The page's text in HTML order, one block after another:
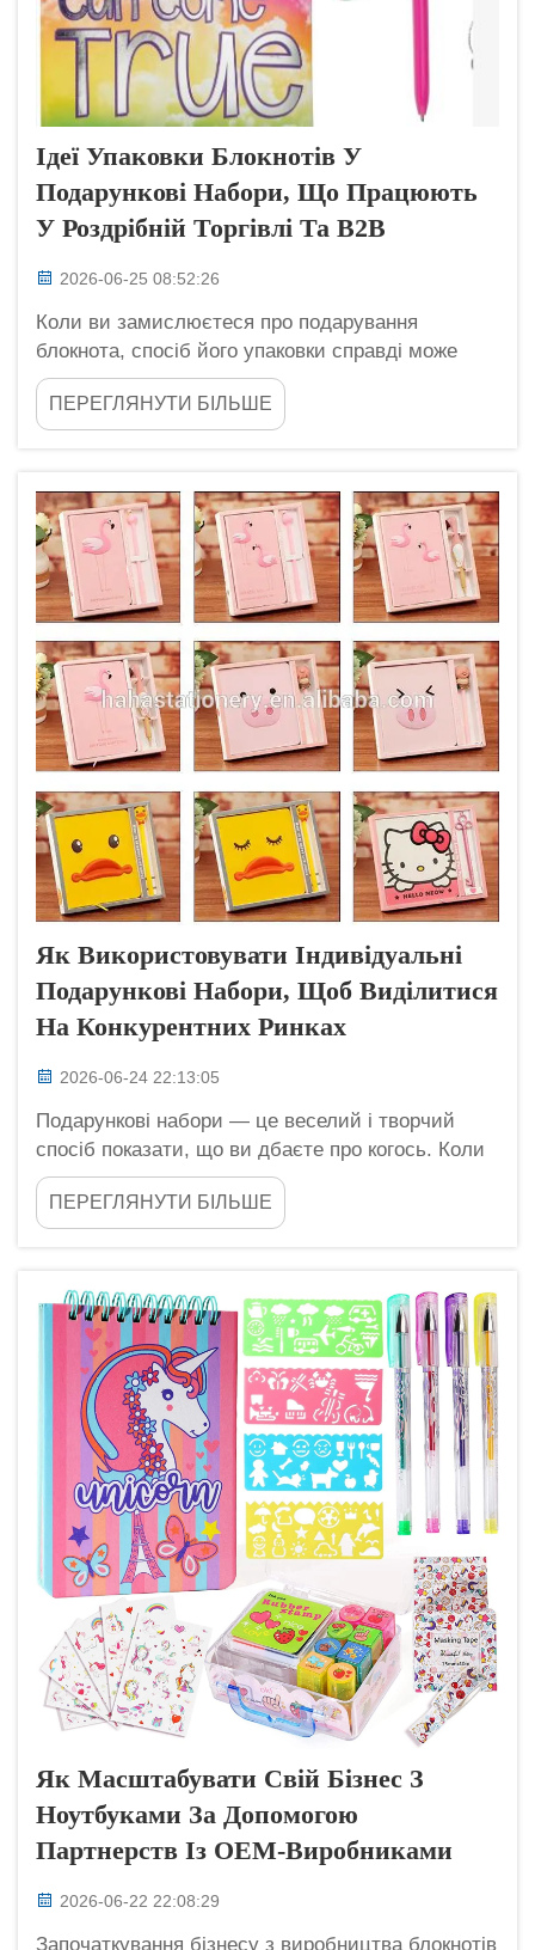
Ідеї Упаковки Блокнотів У
Подарункові Набори, Що Працюють
У Роздрібній Торгівлі Та B2B
2026-06-25 08:52:26
Коли ви замислюєтеся про подарування
блокнота, спосіб його упаковки справді може
мати значення. Це не лише створює приємне
враження, а й демонструє вашу увагу до
дрібниць. У компанії Longgang Haha ми
упаковка для блокнотів. Це має значення...
ПЕРЕГЛЯНУТИ БІЛЬШЕ
Як Використовувати Індивідуальні
Подарункові Набори, Щоб Виділитися
На Конкурентних Ринках
2026-06-24 22:13:05
Подарункові набори — це веселий і творчий
спосіб показати, що ви дбаєте про когось. Коли
ви створюєте індивідуальний подарунковий
набір, ви можете обрати товари, які
відповідають інтересам людини або її потребам.
багато компаній намагаються привернути увагу
споживачів...
ПЕРЕГЛЯНУТИ БІЛЬШЕ
Як Масштабувати Свій Бізнес З
Ноутбуками За Допомогою
Партнерств Із OEM-Виробниками
2026-06-22 22:08:29
Започаткування бізнесу з виробництва блокнотів